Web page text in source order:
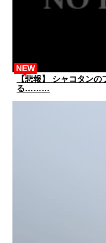
【悲報】 シャコタン
る………
NEW